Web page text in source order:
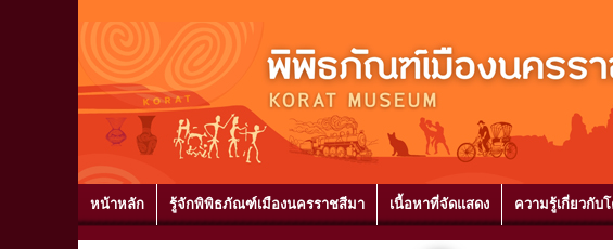
หน้าหลัก รู้จักพิพิธภัณฑ์เมืองนครราชสีมา เนื้อหาที่จัดแสดง ความรู้เกี่ยวกับ